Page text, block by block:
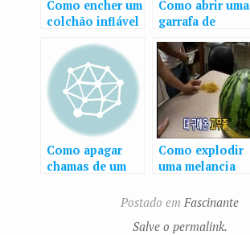
Como encher um
colchão inflável
lixo
Como abrir uma
garrafa de
uma folha de
papel
Como apagar
chamas de um
Como explodir
uma melancia
elásticos
Postado emFascinante
Salve o permalink.